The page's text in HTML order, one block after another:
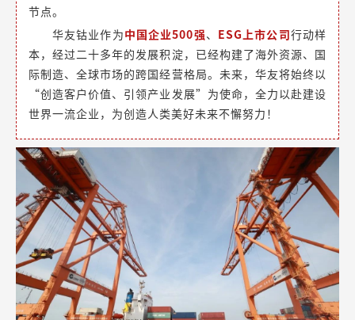
节点。
华友钴业作为中国企业500强、 ESG上市公司行动样
本，经过二十多年的发展积淀，已经构建了海外资源、国
际制造、全球市场的跨国经营格局。未来，华友将始终以
“创造客户价值、引领产业发展”为使命，全力以赴建设
世界一流企业，为创造人类美好未来不懈努力！